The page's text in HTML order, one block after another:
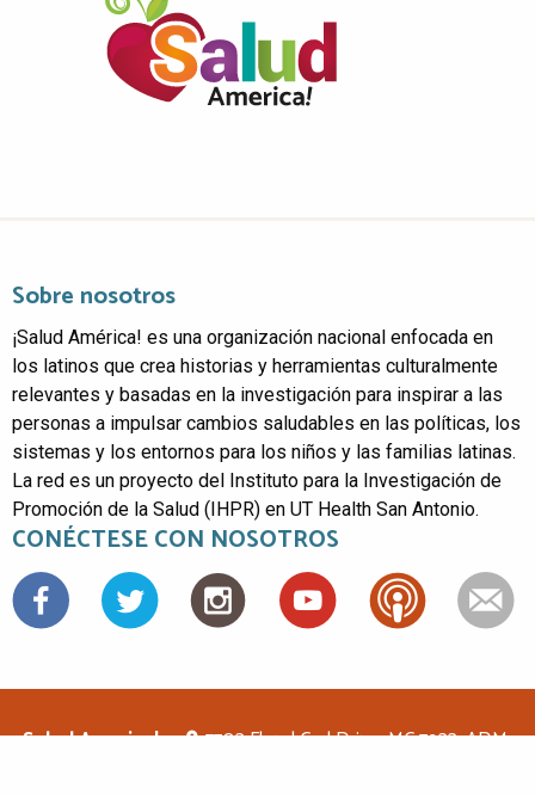
Sobre nosotros
¡Salud América! es una organización nacional enfocada en
los latinos que crea historias y herramientas culturalmente
relevantes y basadas en la investigación para inspirar a las
personas a impulsar cambios saludables en las políticas, los
sistemas y los entornos para los niños y las familias latinas.
La red es un proyecto del Instituto para la Investigación de
Promoción de la Salud (IHPR) en UT Health San Antonio.
CONÉCTESE CON NOSOTROS
Facebook
Salud America! 7703 Floyd Curl Drive, MC 7933, ADM-